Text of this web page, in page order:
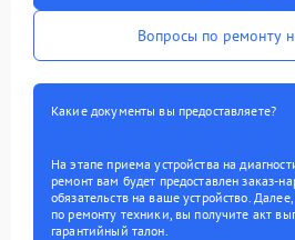
Вопросы по ремонту
Какие документы вы предоставляете?
На этапе приема устройства на
ремонт вам будет предоставлен заказ-
обязательств на ваше устройство.
по ремонту техники, вы получите акт
гарантийный талон.